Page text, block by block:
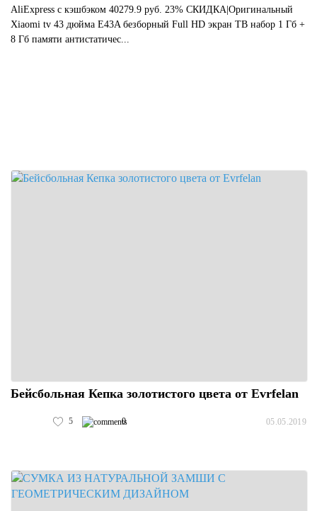
AliExpress с кэшбэком 40279.9 руб. 23% СКИДКА|Оригинальный
Xiaomi tv 43 дюйма E43A безборный Full HD экран ТВ набор 1 Гб +
8 Гб памяти антистатичес...
Бейсбольная Кепка золотистого цвета от Evrfelan
5 0 05.05.2019